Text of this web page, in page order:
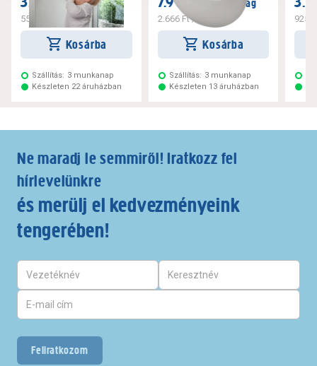
/ csomag
550 Ft / darab
Kosárba
Szállítás: 3 munkanap
Készleten 22 áruházban
/ csomag
2.666 Ft/ darab
Kosárba
Szállítás: 3 munkanap
Készleten 13 áruházban
925
Ne maradj le semmiről! Iratkozz fel
hírlevelünkre
és merülj el kedvezményeink
tengerében!
Feliratkozom